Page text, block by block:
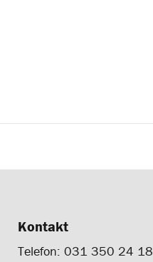
Kontakt
Telefon: 031 350 24 18